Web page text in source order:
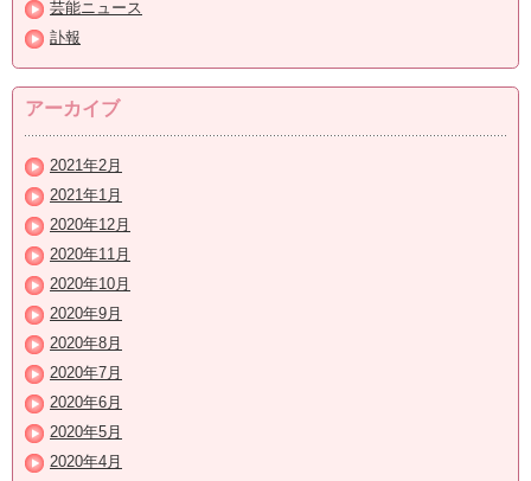
芸能ニュース
訃報
アーカイブ
2021年2月
2021年1月
2020年12月
2020年11月
2020年10月
2020年9月
2020年8月
2020年7月
2020年6月
2020年5月
2020年4月